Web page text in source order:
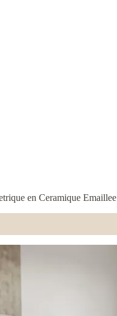
en Ceramique Emaillee